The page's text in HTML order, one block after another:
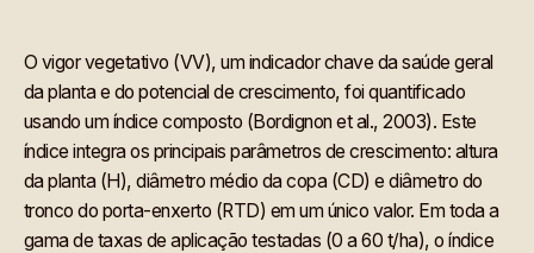
O vigor vegetativo (VV), um indicador chave da saúde geral
da planta e do potencial de crescimento, foi quantificado
usando um índice composto (Bordignon et al., 2003). Este
índice integra os principais parâmetros de crescimento: altura
da planta (H), diâmetro médio da copa (CD) e diâmetro do
tronco do porta-enxerto (RTD) em um único valor. Em toda a
gama de taxas de aplicação testadas (0 a 60 t/ha), o índice